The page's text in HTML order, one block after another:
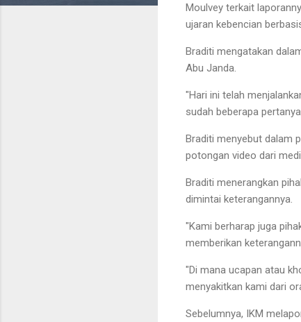
Moulvey terkait
ujaran kebencian
Braditi mengatakan
Abu Janda.
"Hari ini telah
sudah beberapa
Braditi menyebut dalam
potongan video dari
Braditi menerangkan
dimintai keterangannya.
"Kami berharap juga
memberikan
"Di mana ucapan atau
menyakitkan kami dari
Sebelumnya, IKM